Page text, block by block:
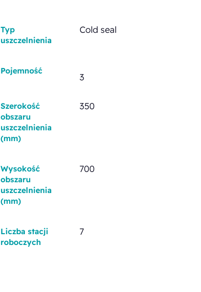
Typ
uszczelnienia
Cold seal
Pojemność
3
Szerokość
obszaru
uszczelnienia
(mm)
350
Wysokość
obszaru
uszczelnienia
(mm)
700
Liczba stacji
roboczych
7